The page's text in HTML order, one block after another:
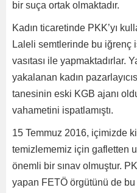
bir suça ortak olmaktadır.
Kadın ticaretinde PKK’yı
Laleli semtlerinde bu iğrenç
vasıtası ile yapmaktadırlar.
yakalanan kadın
tanesinin eski KGB ajanı
vahametini ispatlamıştı.
15 Temmuz 2016, içimizde
temizlememiz için gafletten
önemli bir sınav olmuştur.
yapan FETÖ örgütünü de